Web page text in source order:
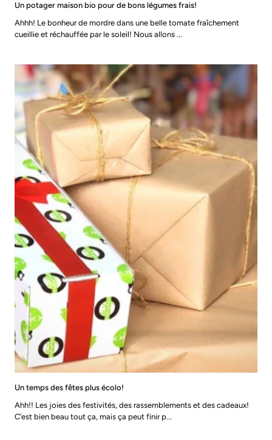
Un potager maison bio pour de bons légumes frais!
Ahhh! Le bonheur de mordre dans une belle tomate fraîchement
cueillie et réchauffée par le soleil! Nous allons ...
Un temps des fêtes plus écolo!
Ahh!! Les joies des festivités, des rassemblements et des cadeaux!
C’est bien beau tout ça, mais ça peut finir p...